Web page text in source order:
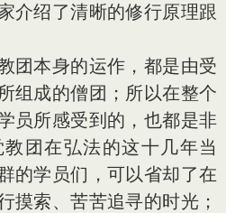
介绍了清晰的修行原理跟
团本身的运作，都是由受
组成的僧团；所以在整个
员所感受到的，也都是非
团在弘法的这十几年当
的学员们，可以省却了在
摸索、苦苦追寻的时光；